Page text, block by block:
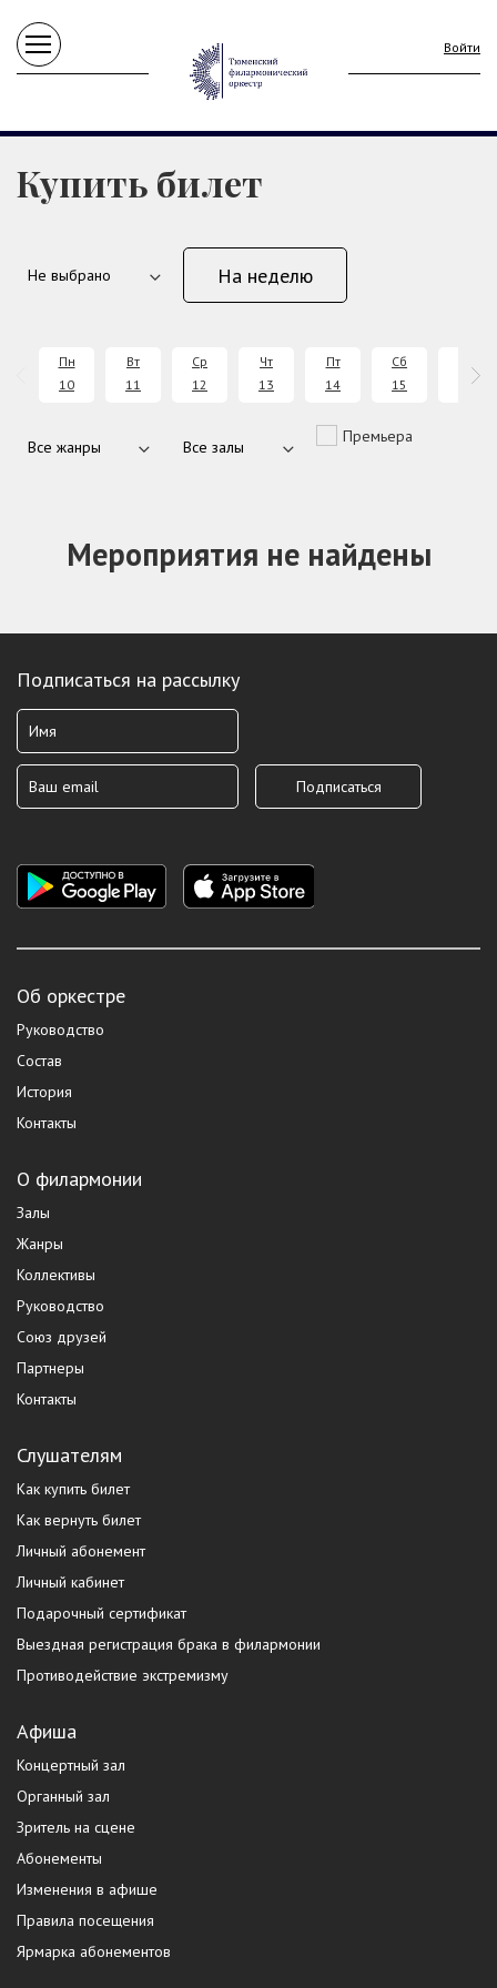
Войти
Купить билет
На неделю
Пн
10
Вт
11
Ср
12
Чт
13
Пт
14
Сб
15
16
Премьера
Мероприятия не найдены
Подписаться на рассылку
Об оркестре
Руководство
Состав
История
Контакты
О филармонии
Залы
Жанры
Коллективы
Руководство
Союз друзей
Партнеры
Контакты
Слушателям
Как купить билет
Как вернуть билет
Личный абонемент
Личный кабинет
Подарочный сертификат
Выездная регистрация брака в филармонии
Противодействие экстремизму
Афиша
Концертный зал
Органный зал
Зритель на сцене
Абонементы
Изменения в афише
Правила посещения
Ярмарка абонементов